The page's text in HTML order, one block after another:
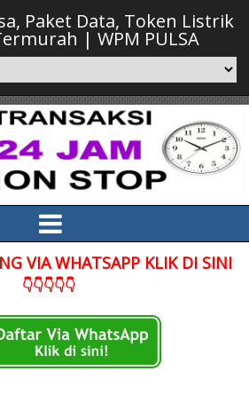
Paket Data, Token Listrik
| WPM PULSA
VIA WHATSAPP KLIK DI SINI
👇👇👇👇👇